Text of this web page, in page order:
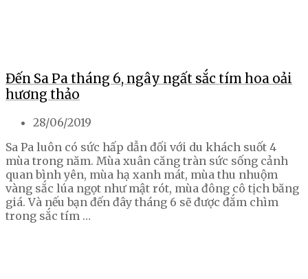
Đến Sa Pa tháng 6, ngây ngất sắc tím hoa oải
hương thảo
28/06/2019
Sa Pa luôn có sức hấp dẫn đối với du khách suốt 4
mùa trong năm. Mùa xuân căng tràn sức sống cảnh
quan bình yên, mùa hạ xanh mát, mùa thu nhuộm
vàng sắc lúa ngọt như mật rót, mùa đông cô tịch băng
giá. Và nếu bạn đến đây tháng 6 sẽ được đắm chìm
trong sắc tím …